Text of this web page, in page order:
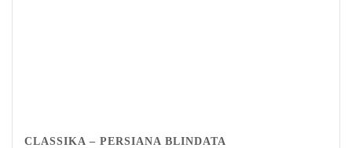
CLASSIKA – PERSIANA BLINDATA